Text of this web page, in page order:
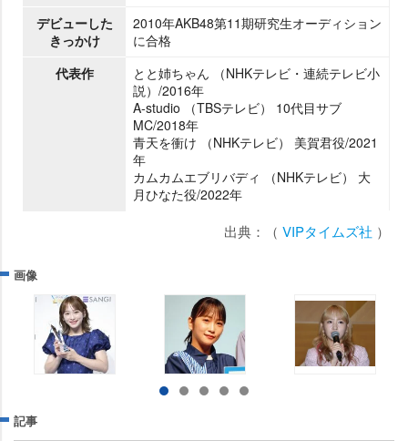
デビューした
きっかけ
2010年AKB48第11期研究生オーディション
に合格
代表作
とと姉ちゃん （NHKテレビ・連続テレビ小
説）/2016年
A-studio （TBSテレビ） 10代目サブ
MC/2018年
青天を衝け （NHKテレビ） 美賀君役/2021
年
カムカムエブリバディ （NHKテレビ） 大
月ひなた役/2022年
出典：（ VIPタイムズ社 ）
画像
記事